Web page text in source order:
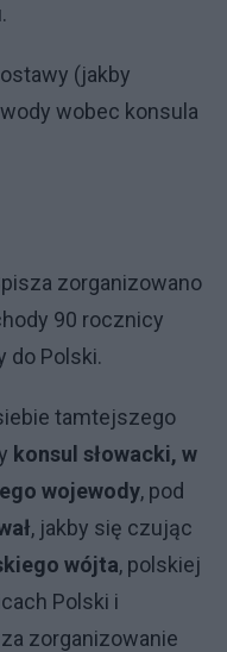
(jakby
wobec konsula
zorganizowano
90 rocznicy
do Polski.
tamtejszego
konsul słowacki, w
wojewody, pod
, jakby się czując
wójta, polskiej
Polski i
zorganizowanie